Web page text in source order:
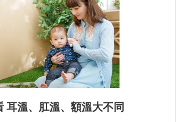
耳溫、肛溫、額溫大不同